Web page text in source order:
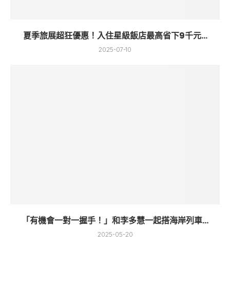
夏季旅展超狂優惠！入住星級飯店最高省下9千元...
2025-07-10
「有機會一對一握手！」和李多慧一起搭海岸列車...
2025-05-20